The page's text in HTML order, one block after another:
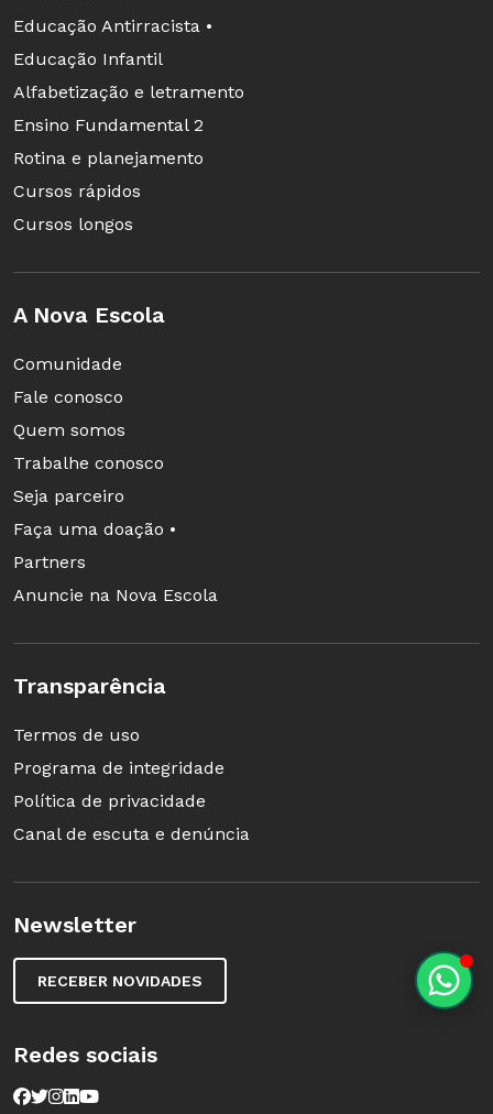
Educação Antirracista •
Educação Infantil
Alfabetização e letramento
Ensino Fundamental 2
Rotina e planejamento
Cursos rápidos
Cursos longos
A Nova Escola
Comunidade
Fale conosco
Quem somos
Trabalhe conosco
Seja parceiro
Faça uma doação •
Partners
Anuncie na Nova Escola
Transparência
Termos de uso
Programa de integridade
Política de privacidade
Canal de escuta e denúncia
Newsletter
RECEBER NOVIDADES
Redes sociais